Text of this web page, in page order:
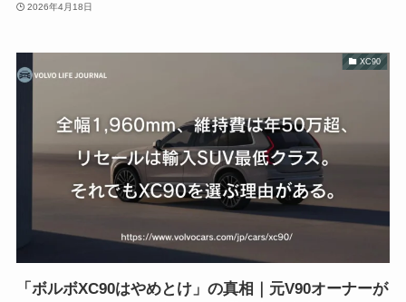
2026年4月18日
XC90
「ボルボXC90はやめとけ」の真相｜元V90オーナーが